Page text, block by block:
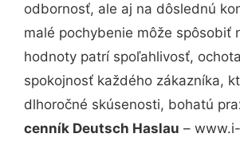
odbornosť, ale aj na dôslednú
malé pochybenie môže spôsobiť
hodnoty patrí spoľahlivosť,
spokojnosť každého zákazníka,
dlhoročné skúsenosti, bohatú
cenník Deutsch Haslau –